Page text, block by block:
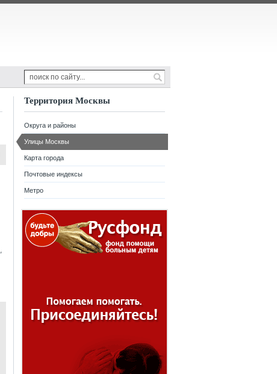
,
Территория Москвы
Округа и районы
Улицы Москвы
Карта города
Почтовые индексы
Метро